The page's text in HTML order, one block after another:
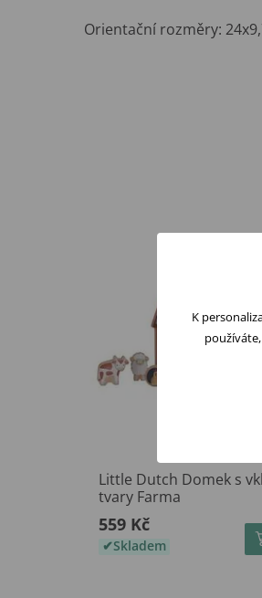
Orientační rozměry:
Little Dutch Domek s
tvary Farma
559 Kč
Skladem
K